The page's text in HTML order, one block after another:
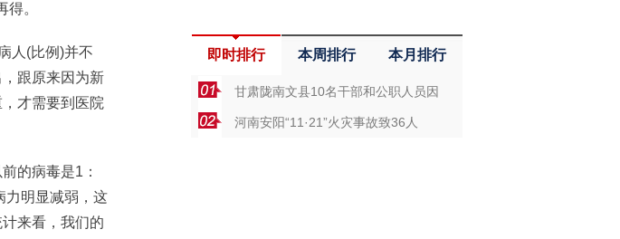
。
人(比例)并不
跟原来因为新
才需要到医院
的病毒是1：
力明显减弱，这
来看，我们的
即时排行 本周排行 本月排行
甘肃陇南文县10名干部和公职人员因
河南安阳“11·21”火灾事故致36人